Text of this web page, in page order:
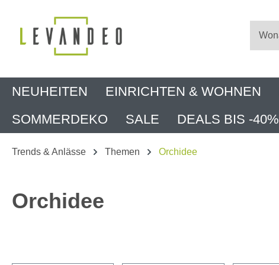
NEUHEITEN EINRICHTEN & WOHNEN
SOMMERDEKO
SALE DEALS BIS -40%
Trends & Anlässe Themen Orchidee
Orchidee